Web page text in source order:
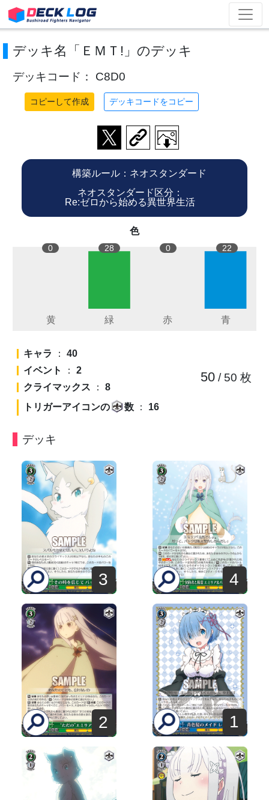
デッキ名「ＥＭＴ!」のデッキ
デッキコード： C8D0
コピーして作成 デッキコードをコピー
構築ルール：ネオスタンダード
ネオスタンダード区分：
Re:ゼロから始める異世界生活
色
0 28 0 22
キャラ ： 40
イベント
： 2
クライマックス ： 8
トリガーアイコンの
数 ： 16
50/ 50 枚
デッキ
3 4
2 1